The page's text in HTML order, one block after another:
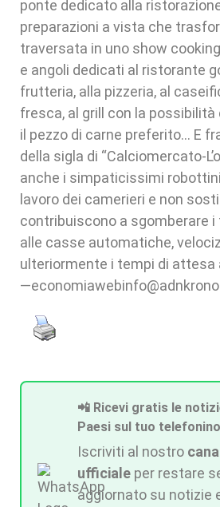
ponte dedicato alla
preparazioni a vista che
traversata in uno show
e angoli dedicati al ristorante
frutteria, alla pizzeria, al
fresca, al grill con la
il pezzo di carne preferito… E
della sigla di “Calciomercato-
anche i simpaticissimi
lavoro dei camerieri e non
contribuiscono a sgomberare i
alle casse automatiche,
ulteriormente i tempi di attesa
📲 Ricevi gratis le
Paesi sul tuo
Iscriviti al nostro
ufficiale per restare
aggiornato su notizie